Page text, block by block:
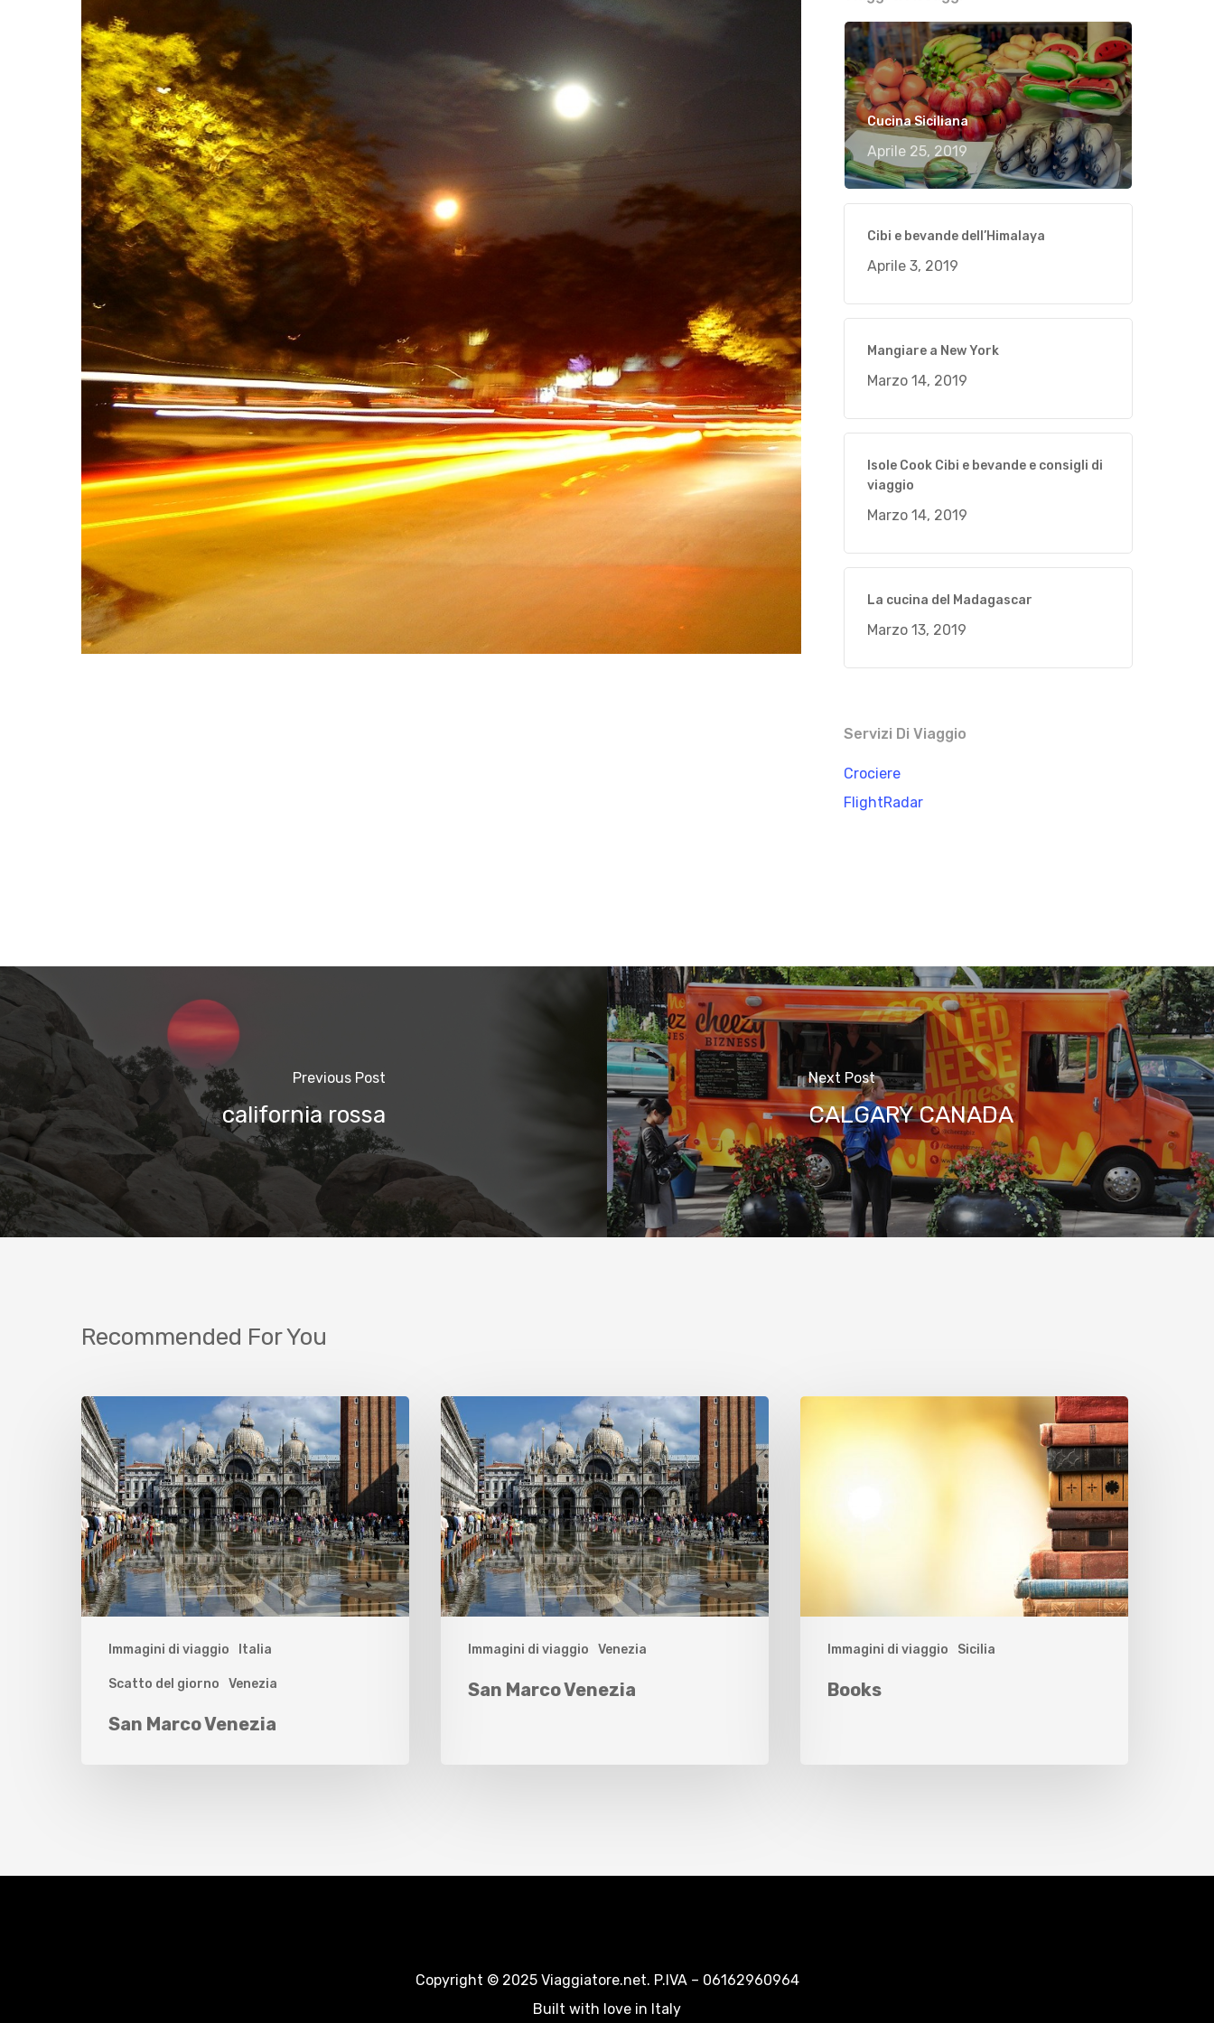
Hit enter to search or ESC to close
Cucina Siciliana
Aprile 25, 2019
Cibi e bevande dell’Himalaya
Aprile 3, 2019
Mangiare a New York
Marzo 14, 2019
Isole Cook Cibi e bevande e consigli di
viaggio
Marzo 14, 2019
La cucina del Madagascar
Marzo 13, 2019
Servizi Di Viaggio
Crociere
FlightRadar
Previous Post
california rossa
Next Post
CALGARY CANADA
Recommended For You
Immagini di viaggio Italia
Scatto del giorno Venezia
San Marco Venezia
Immagini di viaggio Venezia
San Marco Venezia
Immagini di viaggio Sicilia
Books
Copyright © 2025 Viaggiatore.net. P.IVA – 06162960964
Built with love in Italy